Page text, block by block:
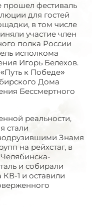
фестиваль
для гостей
в том числе
участие член
полка России
исполкома
Игорь Белехов.
к Победе»
Дома
Бессмертного
реальности,
стали
Знамя
на рейхстаг, в
и собирали
1 и оставили